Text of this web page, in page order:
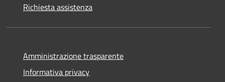
Richiesta assistenza
Amministrazione trasparente
Informativa privacy